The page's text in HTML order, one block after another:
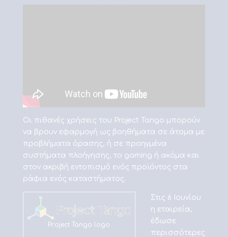
Οι πιθανές χρήσεις του Project Tango μπορούν
να βρουν εφαρμογή ως βοηθήματα σε άτομα με
προβλήματα όρασης, ή σε προηγμένα
συστήματα πλοήγησης, το gaming ή ακόμα και
στον ακριβή εντοπισμό ενός προϊόντος στα
ράφια ενός καταστήματος.
Project Tango logo
Στις 6 Ιουνίου
η εταιρεία,
έδωσε
περισσότερες